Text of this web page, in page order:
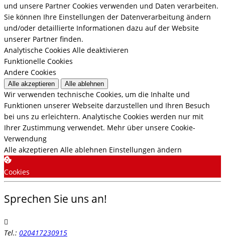
und unsere Partner Cookies verwenden und Daten verarbeiten.
Sie können Ihre Einstellungen der Datenverarbeitung ändern
und/oder detaillierte Informationen dazu auf der Website
unserer Partner finden.
Analytische Cookies Alle deaktivieren
Funktionelle Cookies
Andere Cookies
Alle akzeptieren Alle ablehnen
Wir verwenden technische Cookies, um die Inhalte und
Funktionen unserer Webseite darzustellen und Ihren Besuch
bei uns zu erleichtern. Analytische Cookies werden nur mit
Ihrer Zustimmung verwendet. Mehr über unsere Cookie-
Verwendung
Alle akzeptieren Alle ablehnen Einstellungen ändern
Cookies
Sprechen Sie uns an!
Tel.: 020417230915